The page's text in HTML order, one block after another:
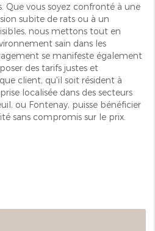
Que vous soyez confronté à une
subite de rats ou à un
nous mettons tout en
sain dans les
se manifeste également
des tarifs justes et
client, qu'il soit résident à
localisée dans des secteurs
ou Fontenay, puisse bénéficier
sans compromis sur le prix.